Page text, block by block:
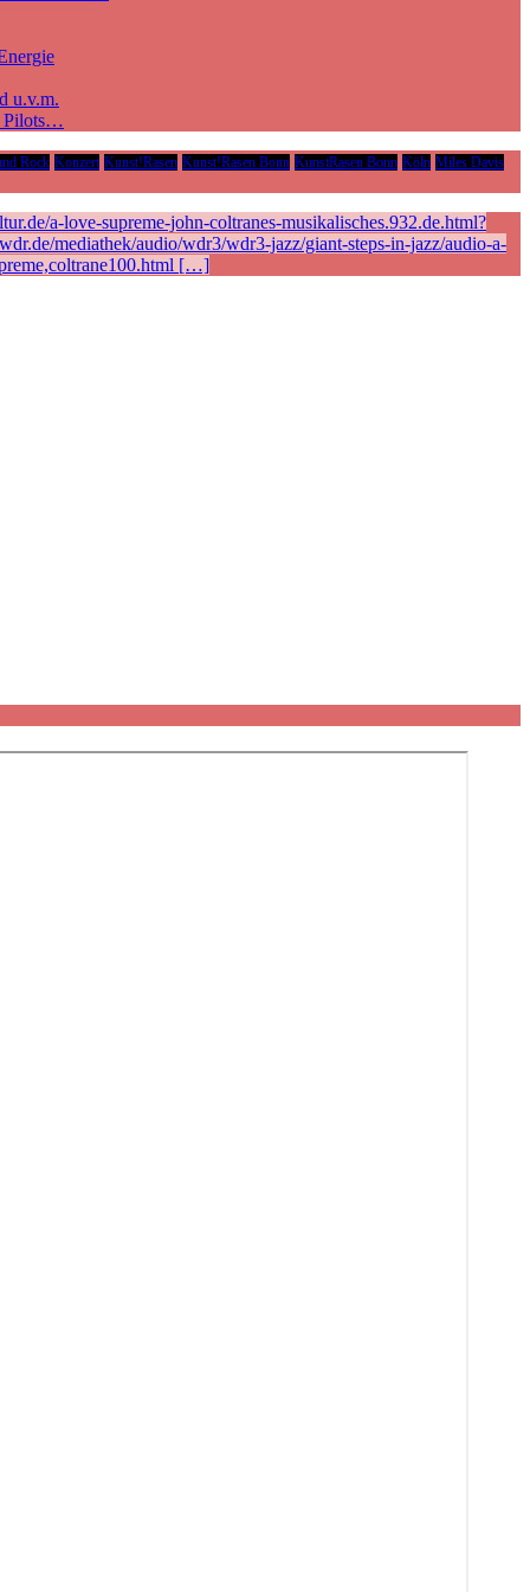
u.v.m.
Pilots…
Rock Konzert Kunst!Rasen Kunst!Rasen Bonn KunstRasen Bonn Köln Miles Davis
a-love-supreme-john-coltranes-musikalisches.932.de.html?
mediathek/audio/wdr3/wdr3-jazz/giant-steps-in-jazz/audio-a-
[…]